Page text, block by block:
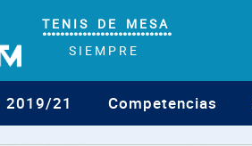
T E N I S D E M E S A
°°°°°°°°°°°°°°°°°°°°°°°°°°°°°
S I E M P R E
2019/21 Competencias